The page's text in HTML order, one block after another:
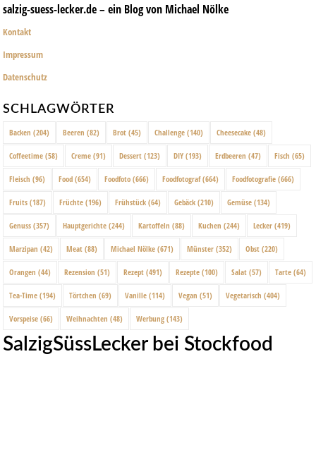
salzig-suess-lecker.de – ein Blog von Michael Nölke
Kontakt
Impressum
Datenschutz
SCHLAGWÖRTER
Backen (204) Beeren (82) Brot (45) Challenge (140) Cheesecake (48)
Coffeetime (58) Creme (91) Dessert (123) DIY (193) Erdbeeren (47) Fisch (65)
Fleisch (96) Food (654) Foodfoto (666) Foodfotograf(664) Foodfotografie (666)
Fruits (187) Früchte (196) Frühstück (64) Gebäck (210) Gemüse (134)
Genuss (357) Hauptgerichte (244) Kartoffeln (88) Kuchen (244) Lecker (419)
Marzipan (42) Meat (88) Michael Nölke (671) Münster (352) Obst (220)
Orangen (44) Rezension (51) Rezept (491) Rezepte (100) Salat (57) Tarte (64)
Tea-Time (194) Törtchen (69) Vanille (114) Vegan (51) Vegetarisch (404)
Vorspeise (66) Weihnachten (48) Werbung (143)
SalzigSüssLecker bei Stockfood